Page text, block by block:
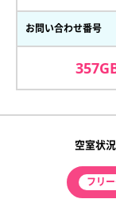
お問い合わせ番号
空室状
フリ